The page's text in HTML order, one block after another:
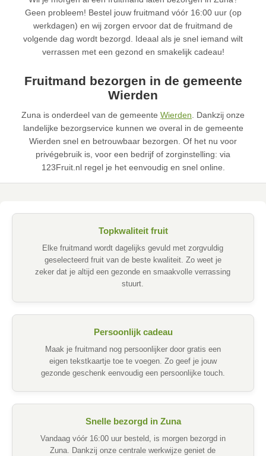
Geen probleem! Bestel jouw fruitmand vóór 16:00 uur (op
werkdagen) en wij zorgen ervoor dat de fruitmand de
volgende dag wordt bezorgd. Ideaal als je snel iemand wilt
verrassen met een gezond en smakelijk cadeau!
Fruitmand bezorgen in de gemeente
Wierden
Zuna is onderdeel van de gemeente Wierden. Dankzij onze
landelijke bezorgservice kunnen we overal in de gemeente
Wierden snel en betrouwbaar bezorgen. Of het nu voor
privégebruik is, voor een bedrijf of zorginstelling: via
123Fruit.nl regel je het eenvoudig en snel online.
Topkwaliteit fruit
Elke fruitmand wordt dagelijks gevuld met zorgvuldig
geselecteerd fruit van de beste kwaliteit. Zo weet je
zeker dat je altijd een gezonde en smaakvolle verrassing
stuurt.
Persoonlijk cadeau
Maak je fruitmand nog persoonlijker door gratis een
eigen tekstkaartje toe te voegen. Zo geef je jouw
gezonde geschenk eenvoudig een persoonlijke touch.
Snelle bezorgd in Zuna
Vandaag vóór 16:00 uur besteld, is morgen bezorgd in
Zuna. Dankzij onze centrale werkwijze geniet de